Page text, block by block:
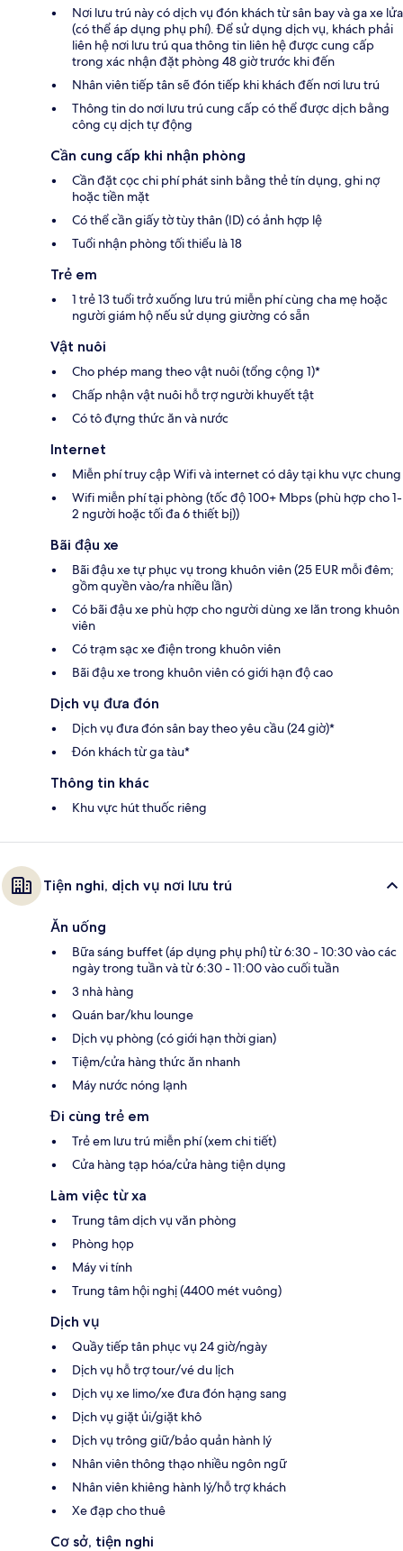
Nơi lưu trú này có dịch vụ đón khách từ sân bay và ga xe lửa
(có thể áp dụng phụ phí). Để sử dụng dịch vụ, khách phải
liên hệ nơi lưu trú qua thông tin liên hệ được cung cấp
trong xác nhận đặt phòng 48 giờ trước khi đến
Nhân viên tiếp tân sẽ đón tiếp khi khách đến nơi lưu trú
Thông tin do nơi lưu trú cung cấp có thể được dịch bằng
công cụ dịch tự động
Cần cung cấp khi nhận phòng
Cần đặt cọc chi phí phát sinh bằng thẻ tín dụng, ghi nợ
hoặc tiền mặt
Có thể cần giấy tờ tùy thân (ID) có ảnh hợp lệ
Tuổi nhận phòng tối thiểu là 18
Trẻ em
1 trẻ 13 tuổi trở xuống lưu trú miễn phí cùng cha mẹ hoặc
người giám hộ nếu sử dụng giường có sẵn
Vật nuôi
Cho phép mang theo vật nuôi (tổng cộng 1)*
Chấp nhận vật nuôi hỗ trợ người khuyết tật
Có tô đựng thức ăn và nước
Internet
Miễn phí truy cập Wifi và internet có dây tại khu vực chung
Wifi miễn phí tại phòng (tốc độ 100+ Mbps (phù hợp cho 1-
2 người hoặc tối đa 6 thiết bị))
Bãi đậu xe
Bãi đậu xe tự phục vụ trong khuôn viên (25 EUR mỗi đêm;
gồm quyền vào/ra nhiều lần)
Có bãi đậu xe phù hợp cho người dùng xe lăn trong khuôn
viên
Có trạm sạc xe điện trong khuôn viên
Bãi đậu xe trong khuôn viên có giới hạn độ cao
Dịch vụ đưa đón
Dịch vụ đưa đón sân bay theo yêu cầu (24 giờ)*
Đón khách từ ga tàu*
Thông tin khác
Khu vực hút thuốc riêng
Tiện nghi, dịch vụ nơi lưu trú
Ăn uống
Bữa sáng buffet (áp dụng phụ phí) từ 6:30 - 10:30 vào các
ngày trong tuần và từ 6:30 - 11:00 vào cuối tuần
3 nhà hàng
Quán bar/khu lounge
Dịch vụ phòng (có giới hạn thời gian)
Tiệm/cửa hàng thức ăn nhanh
Máy nước nóng lạnh
Đi cùng trẻ em
Trẻ em lưu trú miễn phí (xem chi tiết)
Cửa hàng tạp hóa/cửa hàng tiện dụng
Làm việc từ xa
Trung tâm dịch vụ văn phòng
Phòng họp
Máy vi tính
Trung tâm hội nghị (4400 mét vuông)
Dịch vụ
Quầy tiếp tân phục vụ 24 giờ/ngày
Dịch vụ hỗ trợ tour/vé du lịch
Dịch vụ xe limo/xe đưa đón hạng sang
Dịch vụ giặt ủi/giặt khô
Dịch vụ trông giữ/bảo quản hành lý
Nhân viên thông thạo nhiều ngôn ngữ
Nhân viên khiêng hành lý/hỗ trợ khách
Xe đạp cho thuê
Cơ sở, tiện nghi